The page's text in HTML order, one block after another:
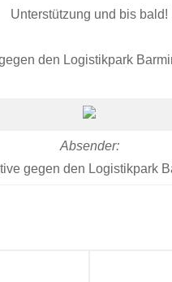
Unterstützung und bis bald!
gegen den Logistikpark
Absender:
gegen den Logistikpark